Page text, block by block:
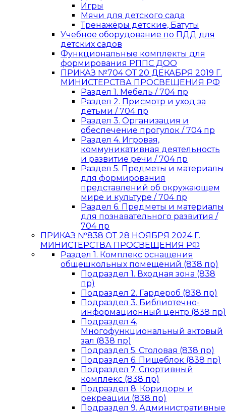
Игры
Мячи для детского сада
Тренажёры детские, Батуты
Учебное оборудование по ПДД для
детских садов
Функциональные комплекты для
формирования РППС ДОО
ПРИКАЗ №704 ОТ 20 ДЕКАБРЯ 2019 Г.
МИНИСТЕРСТВА ПРОСВЕЩЕНИЯ РФ
Раздел 1. Мебель / 704 пр
Раздел 2. Присмотр и уход за
детьми / 704 пр
Раздел 3. Организация и
обеспечение прогулок / 704 пр
Раздел 4. Игровая,
коммуникативная деятельность
и развитие речи / 704 пр
Раздел 5. Предметы и материалы
для формирования
представлений об окружающем
мире и культуре / 704 пр
Раздел 6. Предметы и материалы
для познавательного развития /
704 пр
ПРИКАЗ №838 ОТ 28 НОЯБРЯ 2024 Г.
МИНИСТЕРСТВА ПРОСВЕЩЕНИЯ РФ
Раздел 1. Комплекс оснащения
общешкольных помещений (838 пр)
Подраздел 1. Входная зона (838
пр)
Подраздел 2. Гардероб (838 пр)
Подраздел 3. Библиотечно-
информационный центр (838 пр)
Подраздел 4.
Многофункциональный актовый
зал (838 пр)
Подраздел 5. Столовая (838 пр)
Подраздел 6. Пищеблок (838 пр)
Подраздел 7. Спортивный
комплекс (838 пр)
Подраздел 8. Коридоры и
рекреации (838 пр)
Подраздел 9. Административные